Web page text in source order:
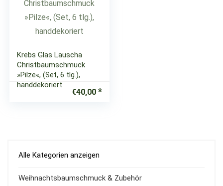
Krebs Glas Lauscha
Christbaumschmuck
»Pilze«, (Set, 6 tlg.),
handdekoriert
€40,00
Alle Kategorien anzeigen
Weihnachtsbaumschmuck & Zubehör